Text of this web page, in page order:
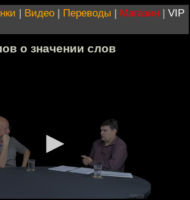
| Видео | Переводы | Магазин | VIP
о значении слов